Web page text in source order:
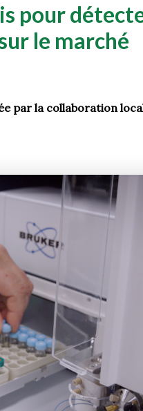
pour
le marché
par la collaboration